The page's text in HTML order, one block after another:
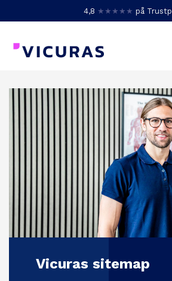
4,8 ★★★★★ på
Vicuras sitemap